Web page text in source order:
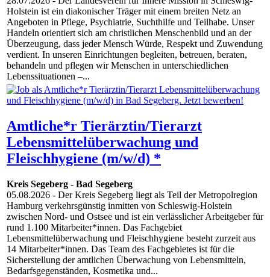
Holstein ist ein diakonischer Träger mit einem breiten Netz an
Angeboten in Pflege, Psychiatrie, Suchthilfe und Teilhabe. Unser
Handeln orientiert sich am christlichen Menschenbild und an der
Überzeugung, dass jeder Mensch Würde, Respekt und Zuwendung
verdient. In unseren Einrichtungen begleiten, betreuen, beraten,
behandeln und pflegen wir Menschen in unterschiedlichen
Lebenssituationen –...
Amtliche*r Tierärztin/Tierarzt
Lebensmittelüberwachung und
Fleischhygiene (m/w/d) *
Kreis Segeberg - Bad Segeberg
05.08.2026 - Der Kreis Segeberg liegt als Teil der Metropolregion
Hamburg verkehrsgünstig inmitten von Schleswig-Holstein
zwischen Nord- und Ostsee und ist ein verlässlicher Arbeitgeber für
rund 1.100 Mitarbeiter*innen. Das Fachgebiet
Lebensmittelüberwachung und Fleischhygiene besteht zurzeit aus
14 Mitarbeiter*innen. Das Team des Fachgebietes ist für die
Sicherstellung der amtlichen Überwachung von Lebensmitteln,
Bedarfsgegenständen, Kosmetika und...